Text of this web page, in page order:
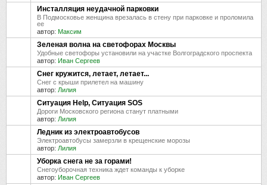
Инсталляция неудачной парковки
В Подмосковье женщина врезалась в стену при парковке и проломила
ее
автор: Максим
Зеленая волна на светофорах Москвы
Удобные светофоры установили на участке Волгоградского проспекта
автор: Иван Сергеев
Снег кружится, летает, летает...
Снег с крыши прилетел на машину
автор: Лилия
Ситуация Help, Ситуация SOS
Дороги Московского региона станут платными
автор: Лилия
Ледник из электроавтобусов
Электроавтобусы замерзли в крещенские морозы
автор: Лилия
Уборка снега не за горами!
Снегоуборочная техника ждет команды к уборке
автор: Иван Сергеев